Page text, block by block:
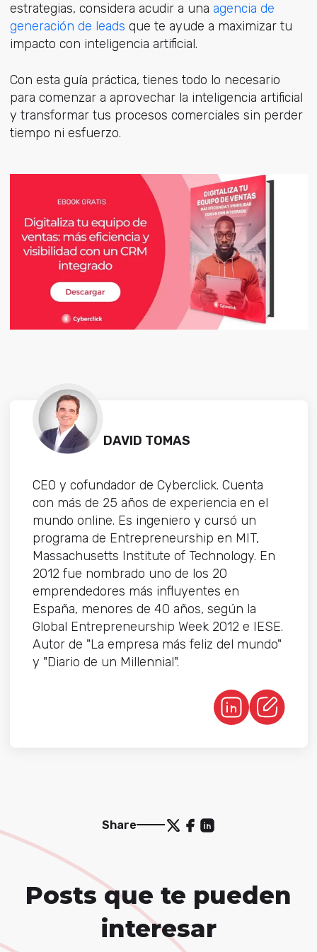
estrategias, considera acudir a una agencia de
generación de leads que te ayude a maximizar tu
impacto con inteligencia artificial.
Con esta guía práctica, tienes todo lo necesario
para comenzar a aprovechar la inteligencia artificial
y transformar tus procesos comerciales sin perder
tiempo ni esfuerzo.
DAVID TOMAS
CEO y cofundador de Cyberclick. Cuenta
con más de 25 años de experiencia en el
mundo online. Es ingeniero y cursó un
programa de Entrepreneurship en MIT,
Massachusetts Institute of Technology. En
2012 fue nombrado uno de los 20
emprendedores más influyentes en
España, menores de 40 años, según la
Global Entrepreneurship Week 2012 e IESE.
Autor de "La empresa más feliz del mundo"
y "Diario de un Millennial".
Share
Posts que te pueden
interesar